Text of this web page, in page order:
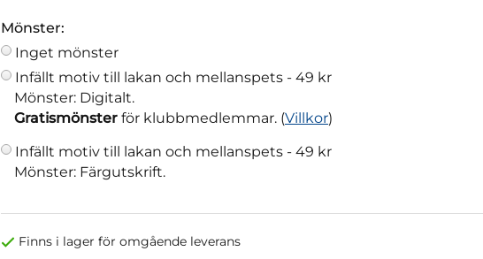
Mönster:
Inget mönster
Infällt motiv till lakan och mellanspets - 49 kr
Mönster: Digitalt.
Gratismönster för klubbmedlemmar. (Villkor)
Infällt motiv till lakan och mellanspets - 49 kr
Mönster: Färgutskrift.
Finns i lager för omgående leverans